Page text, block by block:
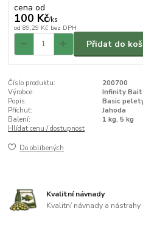
cena od
100 Kč/ks
od 89,29 Kč bez DPH
Přidat do
Číslo produktu:
200700
Výrobce:
Infinity
Popis:
Basic
Příchuť:
Jahoda
Balení:
1 kg, 5 kg
Hlídat cenu / dostupnost
Do oblíbených
Kvalitní návnady
Kvalitní návnady a